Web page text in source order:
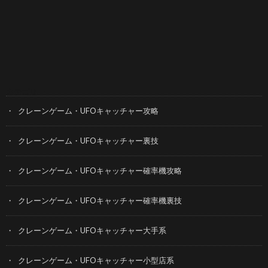
クレーンゲーム・UFOキャッチャー攻略
クレーンゲーム・UFOキャッチャー裏技
クレーンゲーム・UFOキャッチャー確率機攻略
クレーンゲーム・UFOキャッチャー確率機裏技
クレーンゲーム・UFOキャッチャー大手系
クレーンゲーム・UFOキャッチャー小型店系